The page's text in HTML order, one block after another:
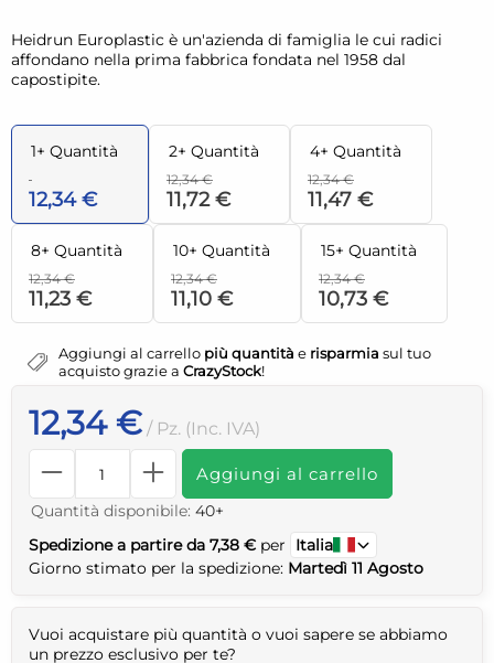
Heidrun Europlastic è un'azienda di famiglia le cui radici
affondano nella prima fabbrica fondata nel 1958 dal
capostipite.
1+ Quantità
12,34 €
2+ Quantità
12,34 €
11,72 €
4+ Quantità
12,34 €
11,47 €
8+ Quantità
12,34 €
11,23 €
10+ Quantità
12,34 €
11,10 €
15+ Quantità
12,34 €
10,73 €
Aggiungi al carrello più quantità e risparmia sul tuo
acquisto grazie a CrazyStock!
12,34 € / Pz. (Inc. IVA)
Aggiungi al carrello
Quantità disponibile: 40+
Spedizione a partire da 7,38 € per
Italia
Giorno stimato per la spedizione: Martedì 11 Agosto
Vuoi acquistare più quantità o vuoi sapere se abbiamo
un prezzo esclusivo per te?